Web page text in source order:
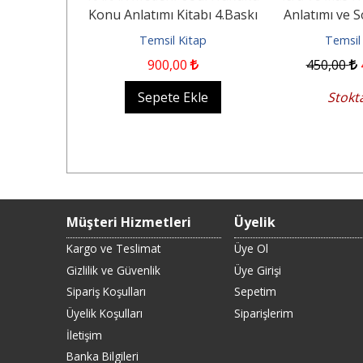
Konu Anlatımı Kitabı 4.Baskı
Temsil Kitap
900,00
Sepete Ekle
Anlatımı ve
450,00
Müşteri Hizmetleri
Kargo ve Teslimat
Gizlilik ve Güvenlik
Sipariş Koşulları
Üyelik Koşulları
İletişim
Banka Bilgileri
Üyelik
Üye Ol
Üye Girişi
Sepetim
Siparişlerim